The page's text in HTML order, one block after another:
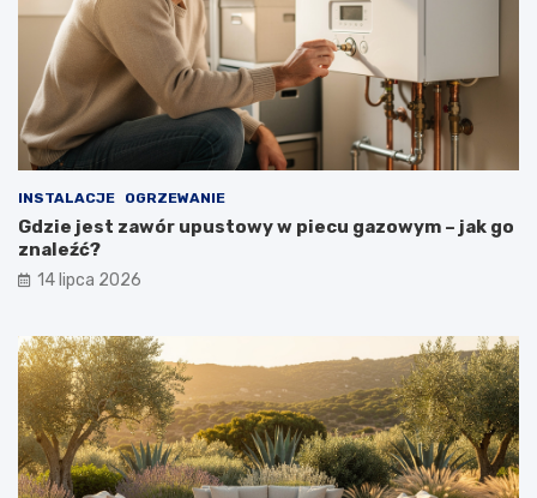
INSTALACJE OGRZEWANIE
Gdzie jest zawór upustowy w piecu gazowym – jak go
znaleźć?
14 lipca 2026